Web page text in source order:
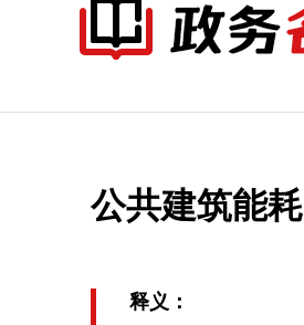
公共建筑能耗
释义：